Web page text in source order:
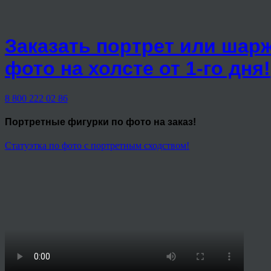
Заказать портрет или
фото на холсте от 1-го дня!
8 800 222 02 86
Портретные фигурки по фото на заказ!
Статуэтка по фото с портретным сходством!